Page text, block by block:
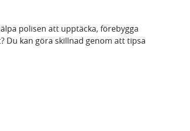
polisen att upptäcka, förebygga
Du kan göra skillnad genom att tipsa